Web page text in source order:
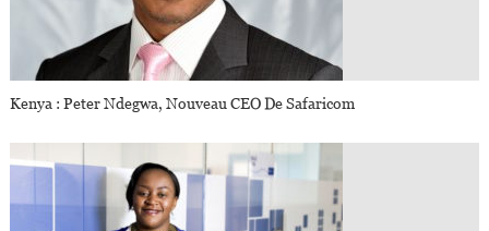
Kenya : Peter Ndegwa, Nouveau CEO De Safaricom